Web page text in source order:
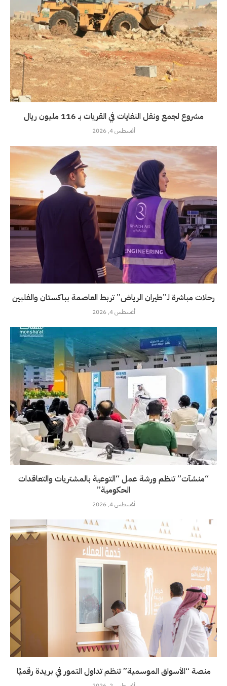
مشروع لجمع ونقل النفايات في القريات بـ 116 مليون ريال
أغسطس 4, 2026
رحلات مباشرة لـ”طيران الرياض” تربط العاصمة بباكستان والفلبين
أغسطس 4, 2026
“منشآت” تنظم ورشة عمل “التوعية بالمشتريات والتعاقدات
الحكومية”
أغسطس 4, 2026
منصة “الأسواق الموسمية” تنظم تداول التمور في بريدة رقميًا